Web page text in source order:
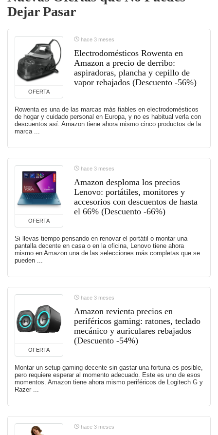
Dejar Pasar
OFERTA
hace 3 meses
Electrodomésticos Rowenta en
Amazon a precio de derribo:
aspiradoras, plancha y cepillo de
vapor rebajados (Descuento -56%)
Rowenta es una de las marcas más fiables en electrodomésticos
de hogar y cuidado personal en Europa, y no es habitual verla con
descuentos así. Amazon tiene ahora mismo cinco productos de la
marca ...
OFERTA
hace 3 meses
Amazon desploma los precios
Lenovo: portátiles, monitores y
accesorios con descuentos de hasta
el 66% (Descuento -66%)
Si llevas tiempo pensando en renovar el portátil o montar una
pantalla decente en casa o en la oficina, Lenovo tiene ahora
mismo en Amazon una de las selecciones más completas que se
pueden ...
OFERTA
hace 3 meses
Amazon revienta precios en
periféricos gaming: ratones, teclado
mecánico y auriculares rebajados
(Descuento -54%)
Montar un setup gaming decente sin gastar una fortuna es posible,
pero requiere esperar al momento adecuado. Este es uno de esos
momentos. Amazon tiene ahora mismo periféricos de Logitech G y
Razer ...
hace 3 meses